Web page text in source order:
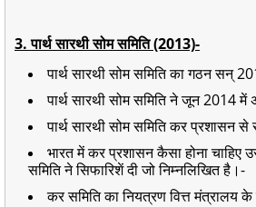
3. पार्थ सारथी सोम समिति (2013)-
पार्थ सारथी सोम समिति का गठन सन्
पार्थ सारथी सोम समिति ने जून 2014 में
पार्थ सारथी सोम समिति कर प्रशासन से
भारत में कर प्रशासन कैसा होना चाहिए
समिति ने सिफारिशें दी जो निम्नलिखित है।-
कर समिति का नियत्रण वित्त मंत्रालय के